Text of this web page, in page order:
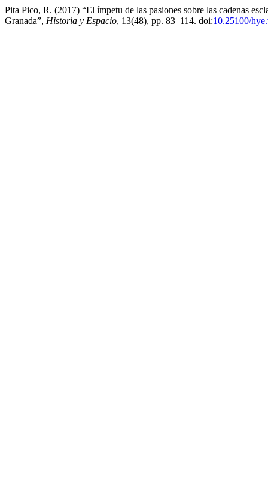
Pita Pico, R. (2017) “El ímpetu de las pasiones sobre las cadenas
Granada”, Historia y Espacio, 13(48), pp. 83–114. doi:10.25100/